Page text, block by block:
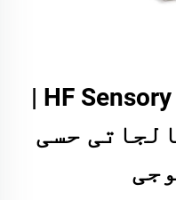
HF Sensory Liquid Floor Tiles |
حسی